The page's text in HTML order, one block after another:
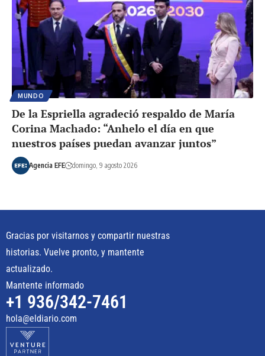
MUNDO
De la Espriella agradeció respaldo de María
Corina Machado: “Anhelo el día en que
nuestros países puedan avanzar juntos”
Agencia EFE domingo, 9 agosto 2026
Gracias por visitarnos y compartir nuestras
historias. Vuelve pronto, y mantente
actualizado.
Mantente informado
+1 936/342-7461
hola@eldiario.com